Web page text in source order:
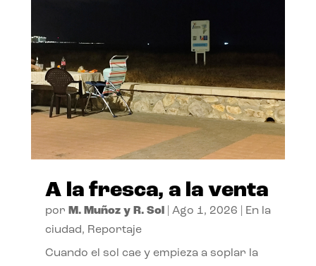
A la fresca, a la venta
por M. Muñoz y R. Sol| Ago 1, 2026
En la
ciudad, Reportaje
Cuando el sol cae y empieza a soplar la